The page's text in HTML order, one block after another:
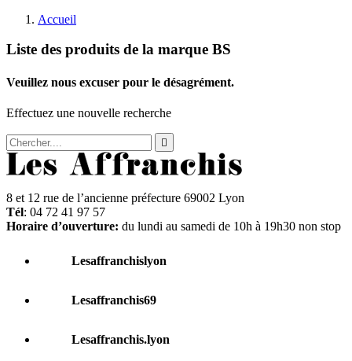
Accueil
Liste des produits de la marque BS
Veuillez nous excuser pour le désagrément.
Effectuez une nouvelle recherche

8 et 12 rue de l’ancienne préfecture 69002 Lyon
Tél: 04 72 41 97 57
Horaire d’ouverture: du lundi au samedi de 10h à 19h30 non stop
Lesaffranchislyon
Lesaffranchis69
Lesaffranchis.lyon